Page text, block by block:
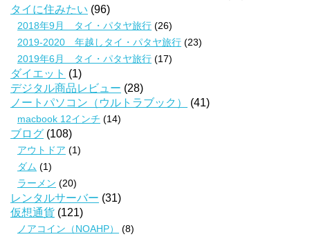
タイに住みたい (96)
2018年9月 タイ・パタヤ旅行 (26)
2019-2020 年越しタイ・パタヤ旅行 (23)
2019年6月 タイ・パタヤ旅行 (17)
ダイエット (1)
デジタル商品レビュー (28)
ノートパソコン（ウルトラブック）
(41)
macbook 12インチ (14)
ブログ (108)
アウトドア (1)
ダム (1)
ラーメン (20)
レンタルサーバー (31)
仮想通貨 (121)
ノアコイン（NOAHP）
(8)